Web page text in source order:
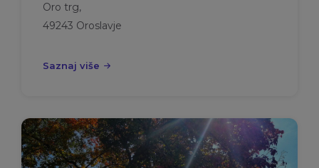
Oro trg,
49243 Oroslavje
Saznaj više